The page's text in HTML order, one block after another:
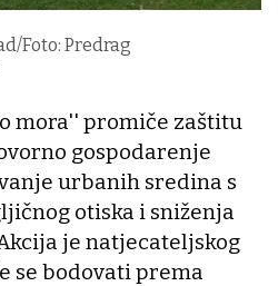
Foto: Predrag
mora'' promiče zaštitu
gospodarenje
urbanih sredina s
otiska i sniženja
je natjecateljskog
se bodovati prema